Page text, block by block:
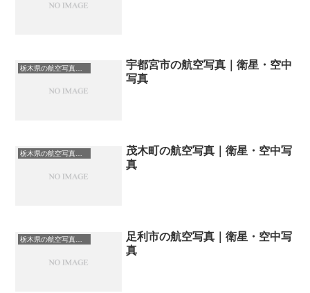
宇都宮市の航空写真｜衛星・空中
写真
栃木県の航空写真・空中写真
茂木町の航空写真｜衛星・空中写
真
足利市の航空写真｜衛星・空中写
真